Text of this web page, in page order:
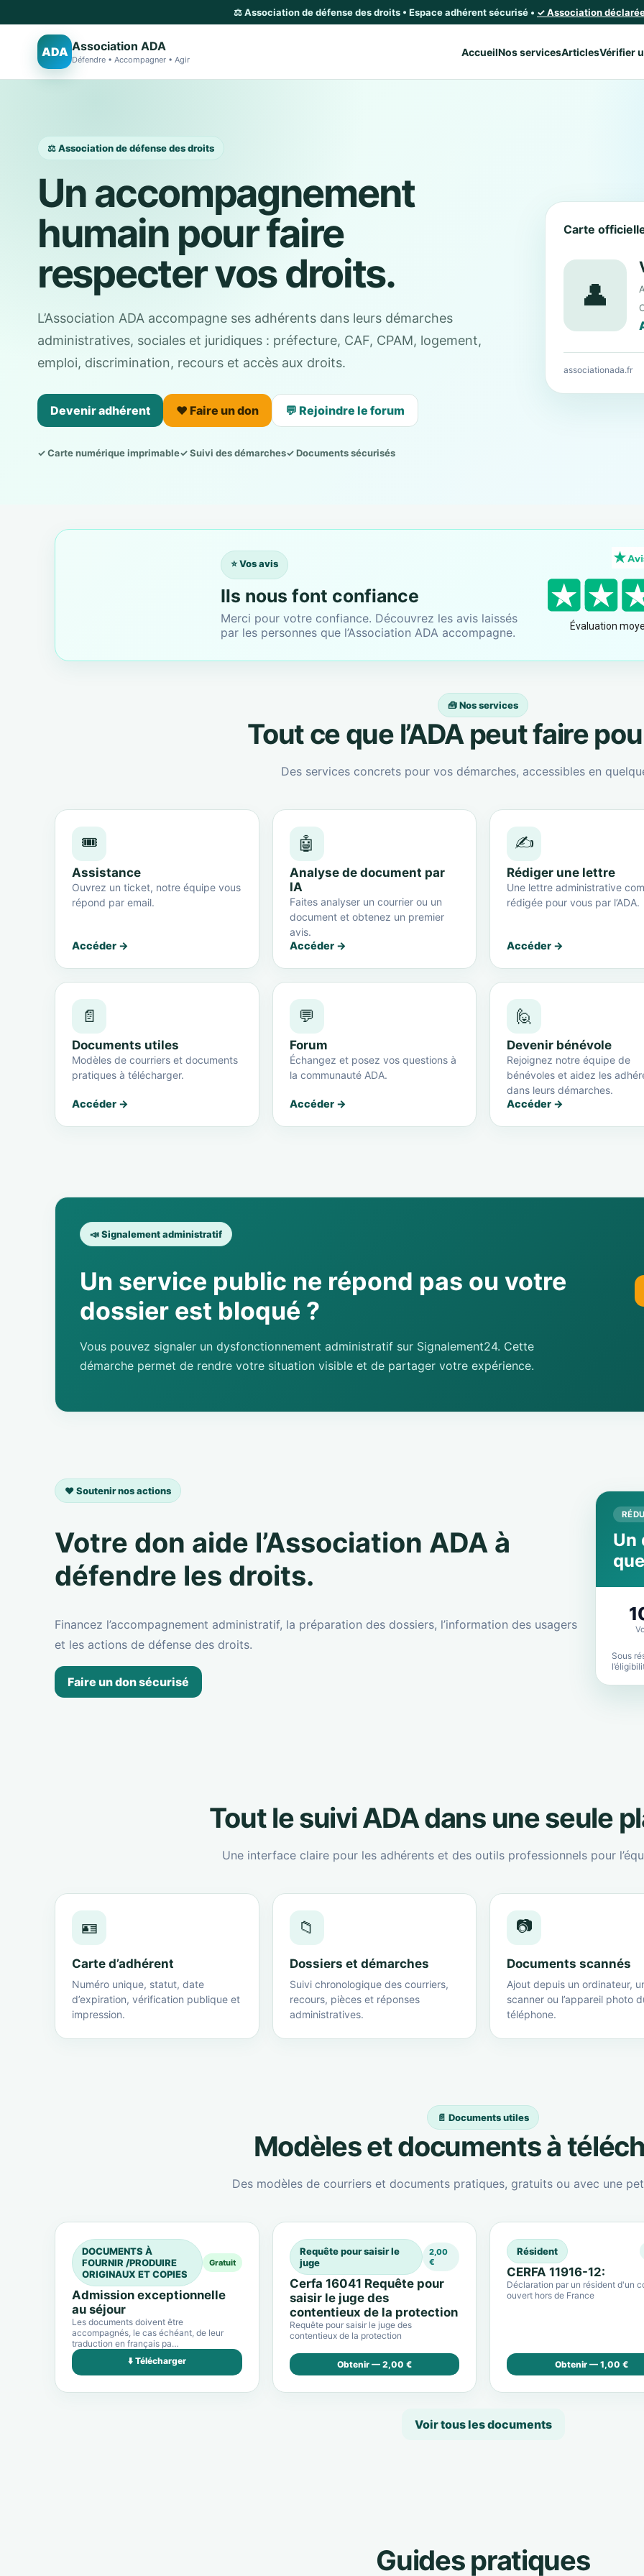
⚖️ Association de défense des droits • Espace adhérent sécurisé • ✓ Association
ADA Association ADA
Défendre • Accompagner • Agir
AccueilNos servicesArticlesVérifier
⚖️ Association de défense des droits
Un accompagnement
humain pour faire
respecter vos droits.
L’Association ADA accompagne ses adhérents dans leurs démarches
administratives, sociales et juridiques : préfecture, CAF, CPAM, logement,
emploi, discrimination, recours et accès aux droits.
Devenir adhérent ❤️ Faire un don 💬 Rejoindre le forum
✓ Carte numérique imprimable✓ Suivi des démarches✓ Documents sécurisés
Carte
👤
associationada.fr
⭐ Vos avis
Ils nous font confiance
Merci pour votre confiance. Découvrez les avis laissés
par les personnes que l’Association ADA accompagne.
🧰 Nos services
Tout ce que l’ADA peut faire
Des services concrets pour vos démarches, accessibles en
🎟️
Assistance
Ouvrez un ticket, notre équipe vous
répond par email.
Accéder →
🤖
Analyse de document par
IA
Faites analyser un courrier ou un
document et obtenez un premier
avis.
Accéder →
✍️
Rédiger une lettre
Une lettre administrative
rédigée pour vous par l’ADA.
Accéder →
📄
Documents utiles
Modèles de courriers et documents
pratiques à télécharger.
Accéder →
💬
Forum
Échangez et posez vos questions à
la communauté ADA.
Accéder →
🙋
Devenir bénévole
Rejoignez notre équipe de
bénévoles et aidez les
dans leurs démarches.
Accéder →
📣 Signalement administratif
Un service public ne répond pas ou votre
dossier est bloqué ?
Vous pouvez signaler un dysfonctionnement administratif sur Signalement24. Cette
démarche permet de rendre votre situation visible et de partager votre expérience.
❤️ Soutenir nos actions
Votre don aide l’Association ADA à
défendre les droits.
Financez l’accompagnement administratif, la préparation des dossiers, l’information des usagers
et les actions de défense des droits.
Faire un don sécurisé
Un
Sous
Tout le suivi ADA dans une seule
Une interface claire pour les adhérents et des outils professionnels pour
🪪
Carte d’adhérent
Numéro unique, statut, date
d’expiration, vérification publique et
impression.
📁
Dossiers et démarches
Suivi chronologique des courriers,
recours, pièces et réponses
administratives.
📷
Documents scannés
Ajout depuis un ordinateur,
scanner ou l’appareil photo
téléphone.
📄 Documents utiles
Modèles et documents à
Des modèles de courriers et documents pratiques, gratuits ou avec une
DOCUMENTS À
FOURNIR /PRODUIRE
ORIGINAUX ET COPIES
Gratuit
Admission exceptionnelle
au séjour
Les documents doivent être
accompagnés, le cas échéant, de leur
traduction en français pa…
⬇️ Télécharger
Requête pour saisir le
juge
2,00
€
Cerfa 16041 Requête pour
saisir le juge des
contentieux de la protection
Requête pour saisir le juge des
contentieux de la protection
Obtenir — 2,00 €
Résident
CERFA 11916-12:
Déclaration par un résident d'un
ouvert hors de France
Obtenir — 1,00 €
Voir tous les documents
Guides pratiques